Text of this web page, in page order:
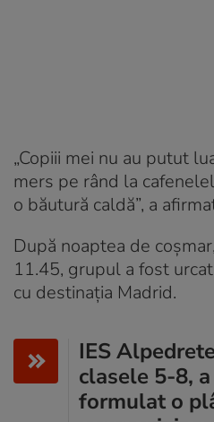
„Copiii mei nu au putut
mers pe rând la
o băutură caldă”, a
După noaptea de
11.45, grupul a fost
cu destinația Madrid.
IES
clasele 5-8,
formulat o